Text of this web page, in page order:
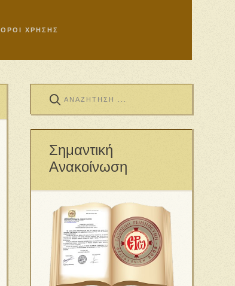
ΟΡΟΙ ΧΡΗΣΗΣ
Σημαντική
Ανακοίνωση